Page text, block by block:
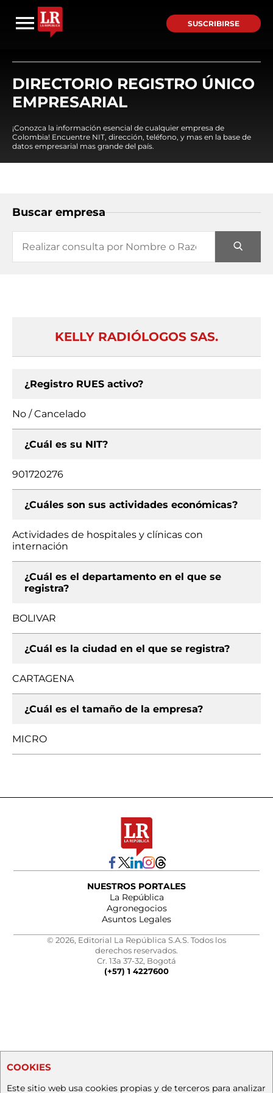
SUSCRIBIRSE
DIRECTORIO REGISTRO ÚNICO
EMPRESARIAL
¡Conozca la información esencial de cualquier empresa de
Colombia! Encuentre NIT, dirección, teléfono, y mas en la base de
datos empresarial mas grande del país.
Buscar empresa
KELLY RADIÓLOGOS SAS.
¿Registro RUES activo?
No / Cancelado
¿Cuál es su NIT?
901720276
¿Cuáles son sus actividades económicas?
Actividades de hospitales y clínicas con
internación
¿Cuál es el departamento en el que se
registra?
BOLIVAR
¿Cuál es la ciudad en el que se registra?
CARTAGENA
¿Cuál es el tamaño de la empresa?
MICRO
NUESTROS PORTALES
La República
Agronegocios
Asuntos Legales
© 2026, Editorial La República S.A.S. Todos los
derechos reservados.
Cr. 13a 37-32, Bogotá
(+57) 1 4227600
COOKIES
Este sitio web usa cookies propias y de terceros para analizar